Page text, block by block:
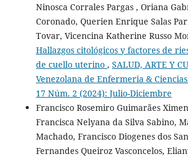
Ninosca Corrales Pargas , Oriana
Coronado, Querien Enrique Salas
Tovar, Vicencina Katherine Russo
Hallazgos citológicos y factores de
de cuello uterino , SALUD, ARTE Y
Venezolana de Enfermeria &
17 Núm. 2 (2024): Julio-Diciembre
Francisco Rosemiro Guimarães
Francisca Nelyana da Silva Sabino,
Machado, Francisco Diogenes dos
Fernandes Queiroz Vasconcelos,